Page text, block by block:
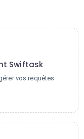
Swiftask
vos requêtes